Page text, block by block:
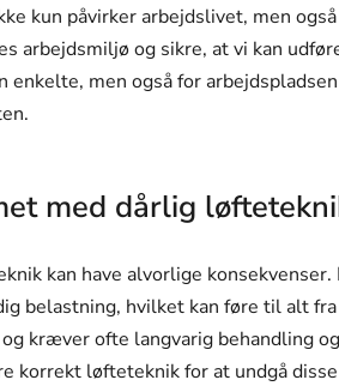
kun påvirker arbejdslivet, men
arbejdsmiljø og sikre, at vi kan
enkelte, men også for
med dårlig
kan have alvorlige
belastning, hvilket kan føre til alt
kræver ofte langvarig behandling
korrekt løfteteknik for at undgå